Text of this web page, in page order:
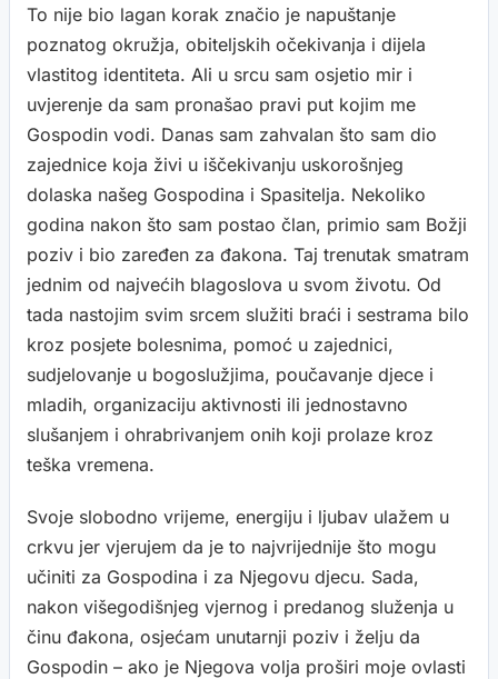
To nije bio lagan korak značio je napuštanje
poznatog okružja, obiteljskih očekivanja i dijela
vlastitog identiteta. Ali u srcu sam osjetio mir i
uvjerenje da sam pronašao pravi put kojim me
Gospodin vodi. Danas sam zahvalan što sam dio
zajednice koja živi u iščekivanju uskorošnjeg
dolaska našeg Gospodina i Spasitelja. Nekoliko
godina nakon što sam postao član, primio sam Božji
poziv i bio zaređen za đakona. Taj trenutak smatram
jednim od najvećih blagoslova u svom životu. Od
tada nastojim svim srcem služiti braći i sestrama bilo
kroz posjete bolesnima, pomoć u zajednici,
sudjelovanje u bogoslužjima, poučavanje djece i
mladih, organizaciju aktivnosti ili jednostavno
slušanjem i ohrabrivanjem onih koji prolaze kroz
teška vremena.
Svoje slobodno vrijeme, energiju i ljubav ulažem u
crkvu jer vjerujem da je to najvrijednije što mogu
učiniti za Gospodina i za Njegovu djecu. Sada,
nakon višegodišnjeg vjernog i predanog služenja u
činu đakona, osjećam unutarnji poziv i želju da
Gospodin – ako je Njegova volja proširi moje ovlasti